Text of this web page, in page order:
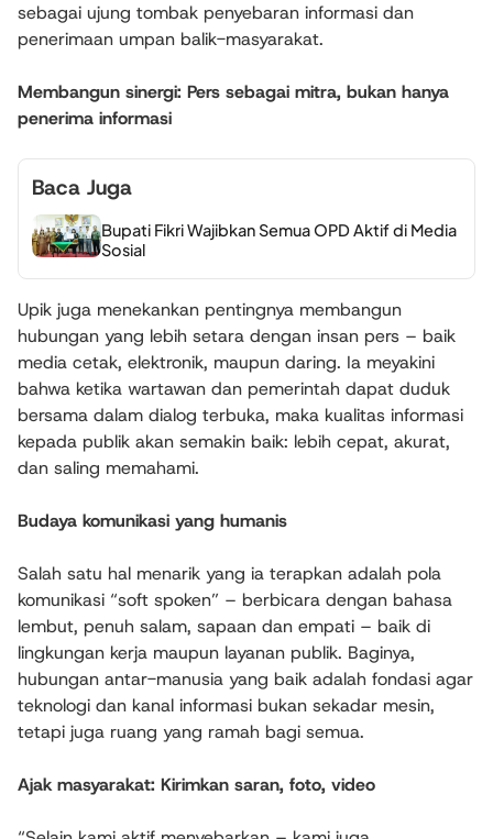
sebagai ujung tombak penyebaran informasi dan
penerimaan umpan balik-masyarakat.
Membangun sinergi: Pers sebagai mitra, bukan hanya
penerima informasi
Baca Juga
Bupati Fikri Wajibkan Semua OPD Aktif di Media
Sosial
Upik juga menekankan pentingnya membangun
hubungan yang lebih setara dengan insan pers – baik
media cetak, elektronik, maupun daring. Ia meyakini
bahwa ketika wartawan dan pemerintah dapat duduk
bersama dalam dialog terbuka, maka kualitas informasi
kepada publik akan semakin baik: lebih cepat, akurat,
dan saling memahami.
Budaya komunikasi yang humanis
Salah satu hal menarik yang ia terapkan adalah pola
komunikasi “soft spoken” – berbicara dengan bahasa
lembut, penuh salam, sapaan dan empati – baik di
lingkungan kerja maupun layanan publik. Baginya,
hubungan antar-manusia yang baik adalah fondasi agar
teknologi dan kanal informasi bukan sekadar mesin,
tetapi juga ruang yang ramah bagi semua.
Ajak masyarakat: Kirimkan saran, foto, video